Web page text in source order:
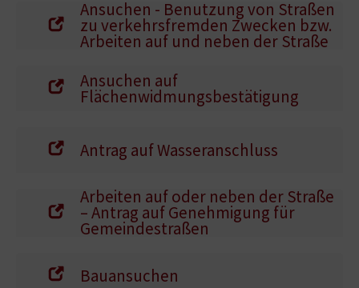
Ansuchen - Benutzung von Straßen
zu verkehrsfremden Zwecken bzw.
Arbeiten auf und neben der Straße
Ansuchen auf
Flächenwidmungsbestätigung
Antrag auf Wasseranschluss
Arbeiten auf oder neben der Straße
– Antrag auf Genehmigung für
Gemeindestraßen
Bauansuchen